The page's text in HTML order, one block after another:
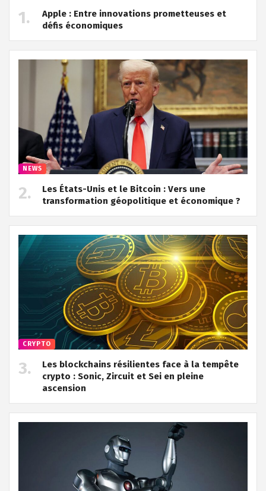
Apple : Entre innovations prometteuses et
défis économiques
NEWS
Les États-Unis et le Bitcoin : Vers une
transformation géopolitique et économique ?
CRYPTO
Les blockchains résilientes face à la tempête
crypto : Sonic, Zircuit et Sei en pleine
ascension